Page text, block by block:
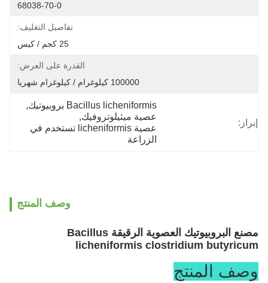
68038-70-0
تفاصيل التغليف:
25 كجم / كيس
القدرة على العرض:
100000 كيلوغرام / كيلوغرام شهريا
إبراز:
Bacillus licheniformis بروبيوتيك
,
عصية ميثيلوتروفيك,
الزراعة
وصف المنتج
مصنع البروبيوتيك العصوية الرقيقة Bacillus
licheniformis clostridium butyricum
وصف المنتج